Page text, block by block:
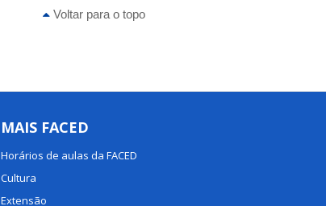
Voltar para o topo
MAIS FACED
Horários de aulas da FACED
Cultura
Extensão